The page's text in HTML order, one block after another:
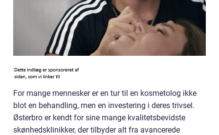
For mange mennesker er en tur til en kosmetolog ikke
blot en behandling, men en investering i deres trivsel.
Østerbro er kendt for sine mange kvalitetsbevidste
skønhedsklinikker, der tilbyder alt fra avancerede